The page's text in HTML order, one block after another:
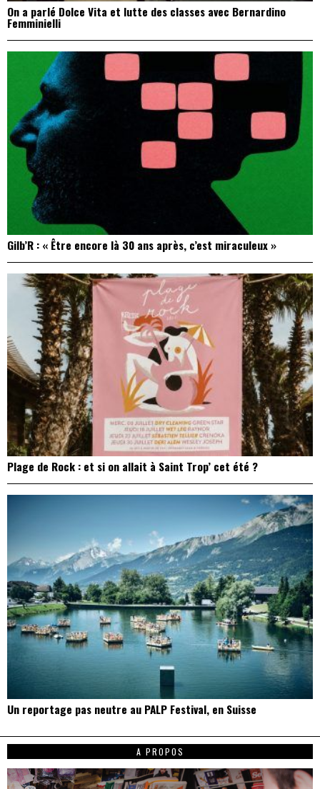
On a parlé Dolce Vita et lutte des classes avec Bernardino
Femminielli
Gilb’R : « Être encore là 30 ans après, c’est miraculeux »
Plage de Rock : et si on allait à Saint Trop’ cet été ?
Un reportage pas neutre au PALP Festival, en Suisse
A PROPOS